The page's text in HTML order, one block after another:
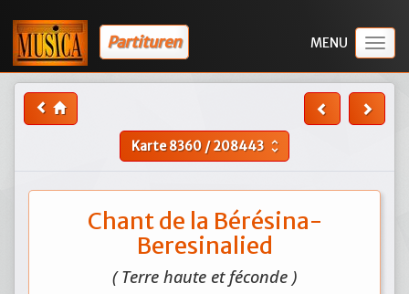
Partituren
Karte8360 /208443 unfold_more
Chant de la Bérésina-
Beresinalied
( Terre haute et féconde )